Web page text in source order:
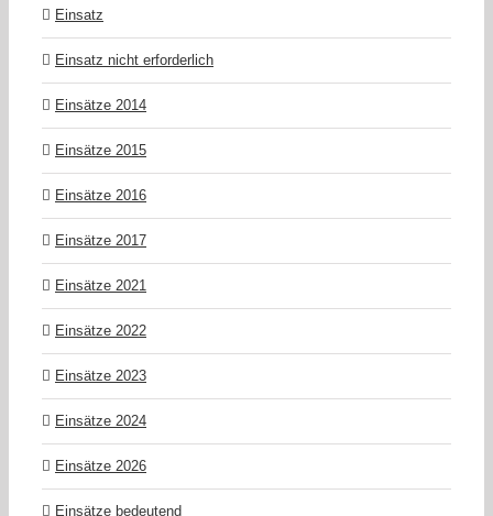
Einsatz
Einsatz nicht erforderlich
Einsätze 2014
Einsätze 2015
Einsätze 2016
Einsätze 2017
Einsätze 2021
Einsätze 2022
Einsätze 2023
Einsätze 2024
Einsätze 2026
Einsätze bedeutend